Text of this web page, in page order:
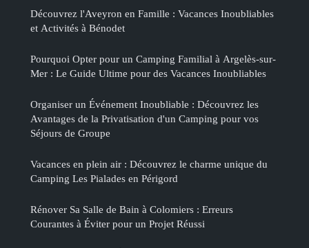
Découvrez l'Aveyron en Famille : Vacances Inoubliables
et Activités à Bénodet
Pourquoi Opter pour un Camping Familial à Argelès-sur-
Mer : Le Guide Ultime pour des Vacances Inoubliables
Organiser un Événement Inoubliable : Découvrez les
Avantages de la Privatisation d'un Camping pour vos
Séjours de Groupe
Vacances en plein air : Découvrez le charme unique du
Camping Les Pialades en Périgord
Rénover Sa Salle de Bain à Colomiers : Erreurs
Courantes à Éviter pour un Projet Réussi